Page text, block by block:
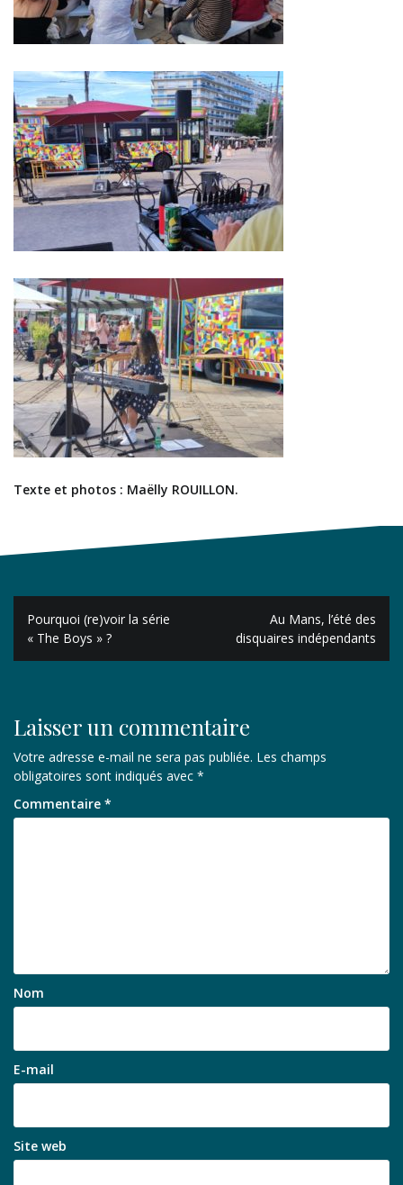
Texte et photos : Maëlly ROUILLON.
Navigation
de
l’article
Pourquoi (re)voir la série
« The Boys » ?
Au Mans, l’été des
disquaires indépendants
Laisser un commentaire
Votre adresse e-mail ne sera pas publiée. Les champs
obligatoires sont indiqués avec *
Commentaire *
Nom
E-mail
Site web